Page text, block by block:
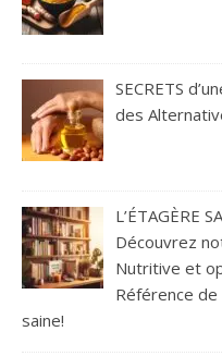
SECRETS
des
L’ÉTAGÈRE
Découvrez
Nutritive et
Référence
saine!